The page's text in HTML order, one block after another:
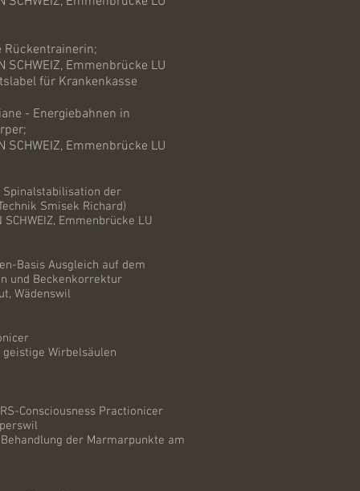
Rückentrainerin;
SCHWEIZ, Emmenbrücke LU
für Krankenkasse
- Energiebahnen in
SCHWEIZ, Emmenbrücke LU
Spinalstabilisation der
Smisek Richard)
SCHWEIZ, Emmenbrücke LU
Basis Ausgleich auf dem
und Beckenkorrektur
Wädenswil
geistige Wirbelsäulen
Consciousness Practionicer
der Marmarpunkte am